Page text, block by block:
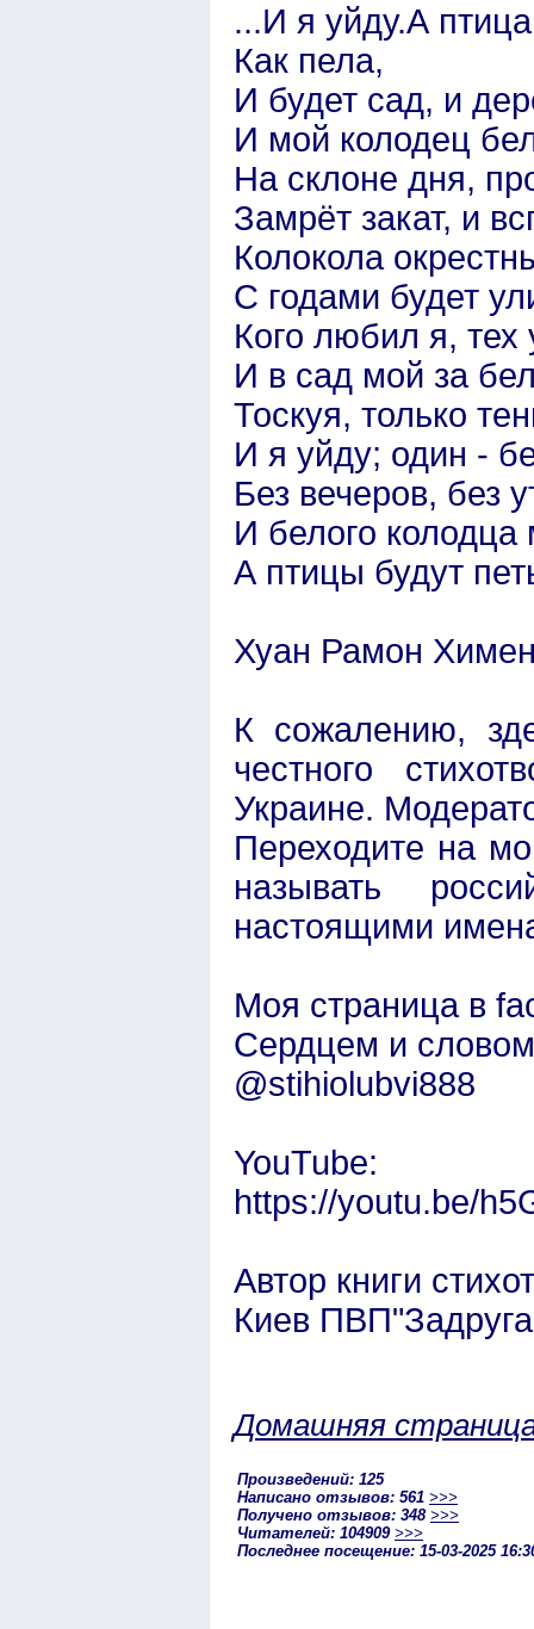
...И я уйду.А
Как пела,
И будет сад, и
И мой колодец
На склоне дня,
Замрёт закат, и
Колокола
С годами будет
Кого любил я, тех
И в сад мой за
Тоскуя, только
И я уйду; один -
Без вечеров, без
И белого колодца
А птицы будут
Хуан Рамон
К сожалению,
честного
Украине.
Переходите на
называть
настоящими
Моя страница в
Сердцем и словом
@stihiolubvi888
YouTube:
https://youtu.be/
Автор книги
Киев
Домашняя
Произведений: 125
Написано отзывов: 561 >>>
Получено отзывов: 348 >>>
Читателей: 104909 >>>
Последнее посещение: 15-03-2025